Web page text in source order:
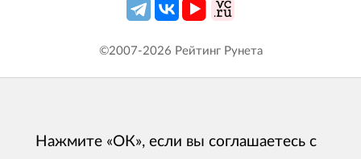
©2007-2026 Рейтинг Рунета
Нажмите «ОК», если вы соглашаетесь с